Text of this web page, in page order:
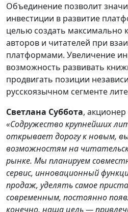
Объединение позволит
инвестиции в развитие
целью создать максимально
авторов и читателей при
платформами. Увеличение
возможность развивать
продвигать позиции
русскоязычном сегменте
Светлана Суббота, акционер
«Содружество крупнейших
открывает дорогу к новым,
возможностям на
рынке. Мы планируем
сервис, инновационный
продаж, уделять самое
современным, постоянно
конечно, наша цель —